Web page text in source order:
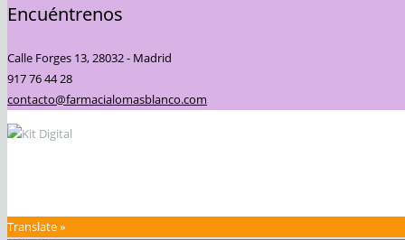
Encuéntrenos
Calle Forges 13, 28032 - Madrid
917 76 44 28
contacto@farmacialomasblanco.com
Translate »